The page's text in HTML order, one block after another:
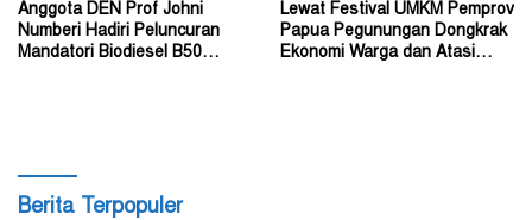
Anggota DEN Prof Johni
Numberi Hadiri Peluncuran
Mandatori Biodiesel B50
Lewat Festival UMKM Pemprov
Papua Pegunungan Dongkrak
Ekonomi Warga dan Atasi
Berita Terpopuler